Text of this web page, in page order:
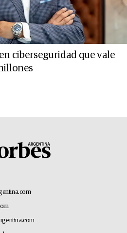
ciberseguridad que vale